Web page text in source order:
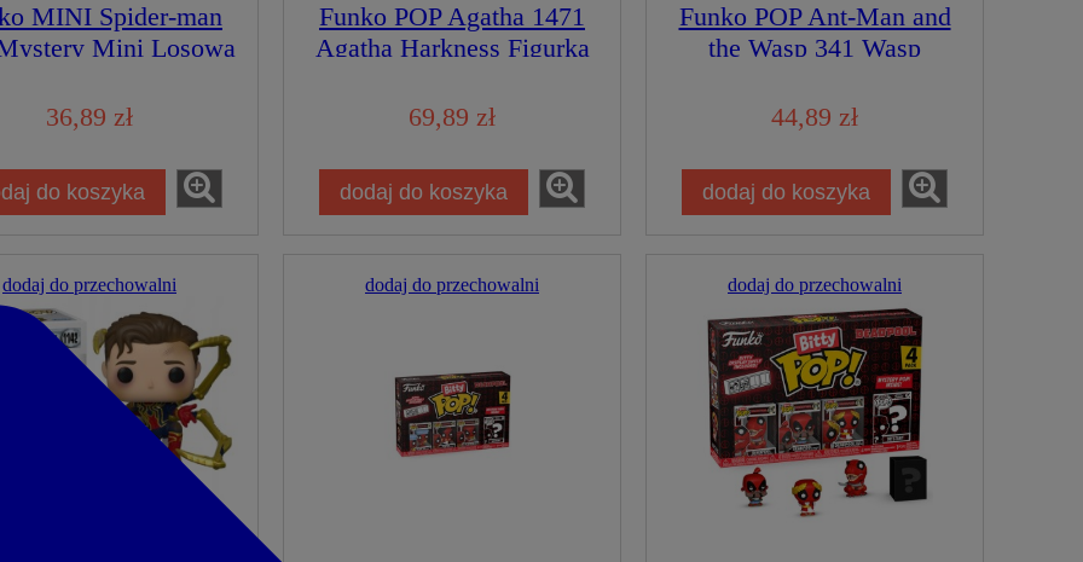
MINI Spider-man
Mini Losowa
Kolekcjonerska
36,89 zł
do koszyka
Funko POP Agatha 1471
Agatha Harkness Figurka
69,89 zł
dodaj do koszyka
Funko POP Ant-Man and
the Wasp 341 Wasp
Limitowana Świecąca
44,89 zł
dodaj do koszyka
dodaj do przechowalni dodaj do przechowalni dodaj do przechowalni